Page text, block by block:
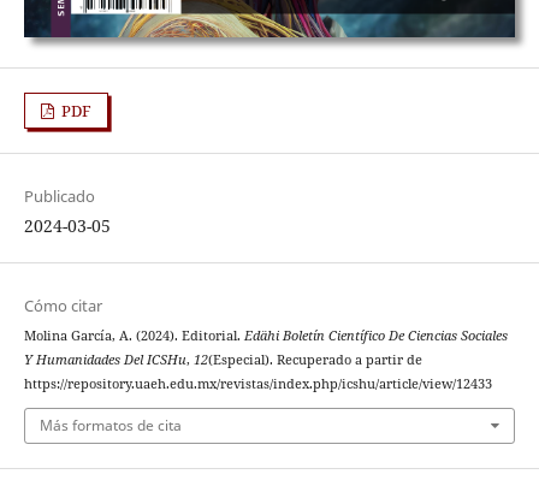
PDF
Publicado
2024-03-05
Cómo citar
Molina García, A. (2024). Editorial. Edähi Boletín Científico De Ciencias Sociales
Y Humanidades Del ICSHu, 12(Especial). Recuperado a partir de
https://repository.uaeh.edu.mx/revistas/index.php/icshu/article/view/12433
Más formatos de cita